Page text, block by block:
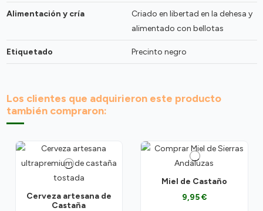
Alimentación y cría
Criado en libertad en la dehesa y
alimentado con bellotas
Etiquetado Precinto negro
Los clientes que adquirieron este producto
también compraron:
Cerveza artesana de
Castaña
Miel de Castaño
9,95 €